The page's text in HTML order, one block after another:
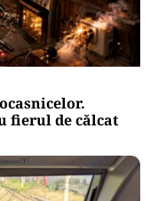
fierul de călcat